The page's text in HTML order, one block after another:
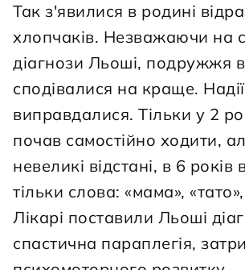
Так з'явилися в родині
хлопчаків. Незважаючи на
діагнози Льоші, подружжя
сподівалися на краще.
виправдалися. Тільки у 2
почав самостійно ходити,
невеликі відстані, в 6 років
тільки слова: «мама»,
Лікарі поставили Льоші
спастична параплегія,